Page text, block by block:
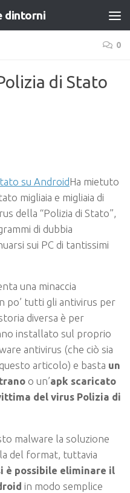
dintorni
0
di Stato
Ha mietuto
migliaia e migliaia di
della “Polizia di Stato”,
di dubbia
sui PC di tantissimi
una minaccia
po’ tutti gli antivirus per
diversa è per
installato sul proprio
antivirus (che ciò sia
articolo) e basta un
o un’apk scaricato
del virus Polizia di
malware la soluzione
del format, tuttavia
è possibile eliminare il
in modo semplice